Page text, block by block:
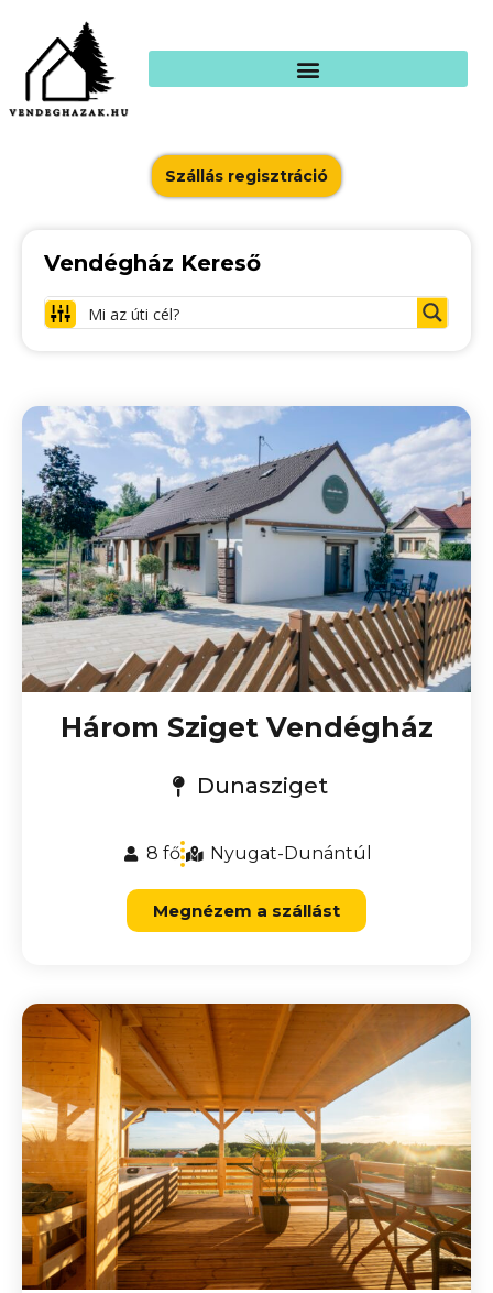
Szállás regisztráció
Vendégház Kereső
Három Sziget Vendégház
Dunasziget
8 fő Nyugat-Dunántúl
Megnézem a szállást